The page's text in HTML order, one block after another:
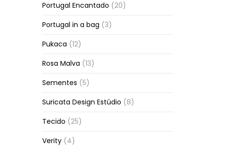
Portugal Encantado (20)
Portugal in a bag (3)
Pukaca (12)
Rosa Malva (13)
Sementes (5)
Suricata Design Estúdio (8)
Tecido (25)
Verity (4)